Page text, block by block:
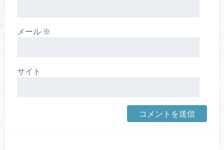
メール ※
サイト